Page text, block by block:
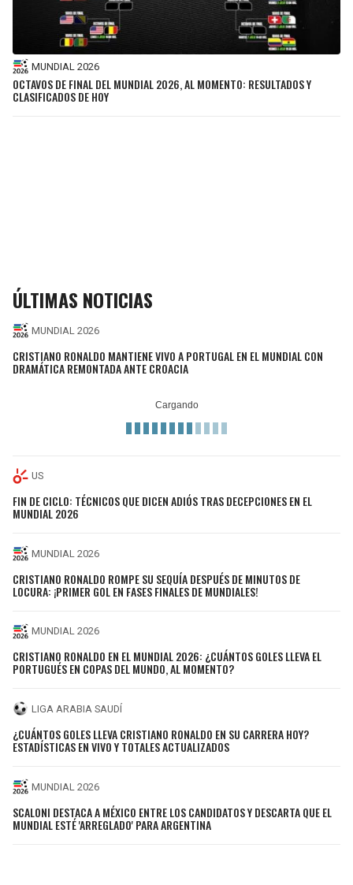
MUNDIAL 2026
OCTAVOS DE FINAL DEL MUNDIAL 2026, AL MOMENTO: RESULTADOS Y
CLASIFICADOS DE HOY
ÚLTIMAS NOTICIAS
MUNDIAL 2026
CRISTIANO RONALDO MANTIENE VIVO A PORTUGAL EN EL MUNDIAL CON
DRAMÁTICA REMONTADA ANTE CROACIA
US
FIN DE CICLO: TÉCNICOS QUE DICEN ADIÓS TRAS DECEPCIONES EN EL
MUNDIAL 2026
MUNDIAL 2026
CRISTIANO RONALDO ROMPE SU SEQUÍA DESPUÉS DE MINUTOS DE
LOCURA: ¡PRIMER GOL EN FASES FINALES DE MUNDIALES!
MUNDIAL 2026
CRISTIANO RONALDO EN EL MUNDIAL 2026: ¿CUÁNTOS GOLES LLEVA EL
PORTUGUÉS EN COPAS DEL MUNDO, AL MOMENTO?
LIGA ARABIA SAUDÍ
¿CUÁNTOS GOLES LLEVA CRISTIANO RONALDO EN SU CARRERA HOY?
ESTADÍSTICAS EN VIVO Y TOTALES ACTUALIZADOS
MUNDIAL 2026
SCALONI DESTACA A MÉXICO ENTRE LOS CANDIDATOS Y DESCARTA QUE EL
MUNDIAL ESTÉ 'ARREGLADO' PARA ARGENTINA